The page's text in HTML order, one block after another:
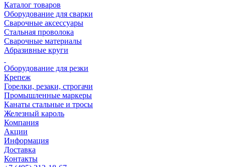
Каталог товаров
Оборудование для сварки
Сварочные аксессуары
Стальная проволока
Сварочные материалы
Абразивные круги
Оборудование для резки
Крепеж
Горелки, резаки, строгачи
Промышленные маркеры
Канаты стальные и тросы
Железный кароль
Компания
Акции
Информация
Доставка
Контакты